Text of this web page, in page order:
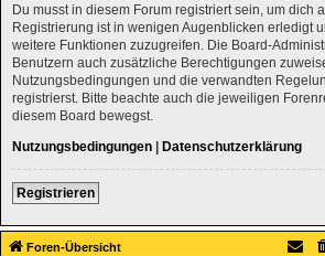
Du musst in diesem Forum registriert sein, um dich
Registrierung ist in wenigen Augenblicken erledigt
weitere Funktionen zuzugreifen. Die Board-
Benutzern auch zusätzliche Berechtigungen
Nutzungsbedingungen und die verwandten
registrierst. Bitte beachte auch die jeweiligen
diesem Board bewegst.
Nutzungsbedingungen | Datenschutzerklärung
Registrieren
Foren-Übersicht